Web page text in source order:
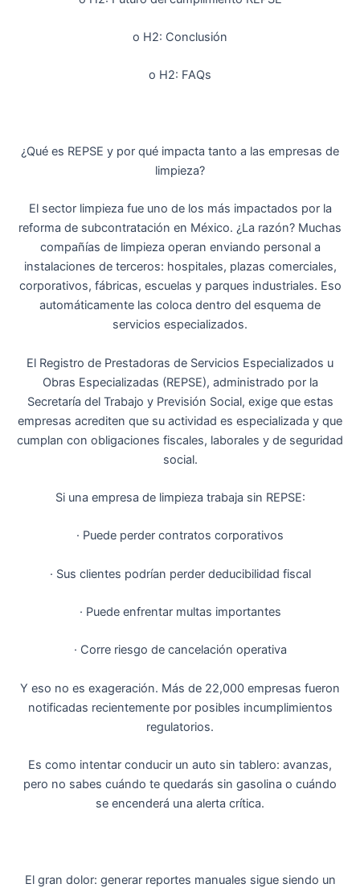
o H2: Conclusión
o H2: FAQs
¿Qué es REPSE y por qué impacta tanto a las empresas de
limpieza?
El sector limpieza fue uno de los más impactados por la
reforma de subcontratación en México. ¿La razón? Muchas
compañías de limpieza operan enviando personal a
instalaciones de terceros: hospitales, plazas comerciales,
corporativos, fábricas, escuelas y parques industriales. Eso
automáticamente las coloca dentro del esquema de
servicios especializados.
El Registro de Prestadoras de Servicios Especializados u
Obras Especializadas (REPSE), administrado por la
Secretaría del Trabajo y Previsión Social, exige que estas
empresas acrediten que su actividad es especializada y que
cumplan con obligaciones fiscales, laborales y de seguridad
social.
Si una empresa de limpieza trabaja sin REPSE:
· Puede perder contratos corporativos
· Sus clientes podrían perder deducibilidad fiscal
· Puede enfrentar multas importantes
· Corre riesgo de cancelación operativa
Y eso no es exageración. Más de 22,000 empresas fueron
notificadas recientemente por posibles incumplimientos
regulatorios.
Es como intentar conducir un auto sin tablero: avanzas,
pero no sabes cuándo te quedarás sin gasolina o cuándo
se encenderá una alerta crítica.
El gran dolor: generar reportes manuales sigue siendo un